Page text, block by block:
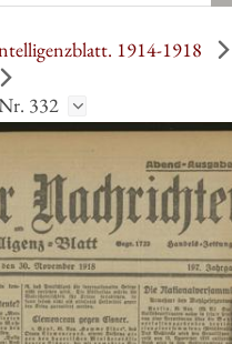
1914-1918
332